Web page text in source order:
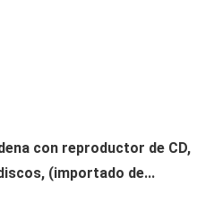
con reproductor de CD,
(importado de...